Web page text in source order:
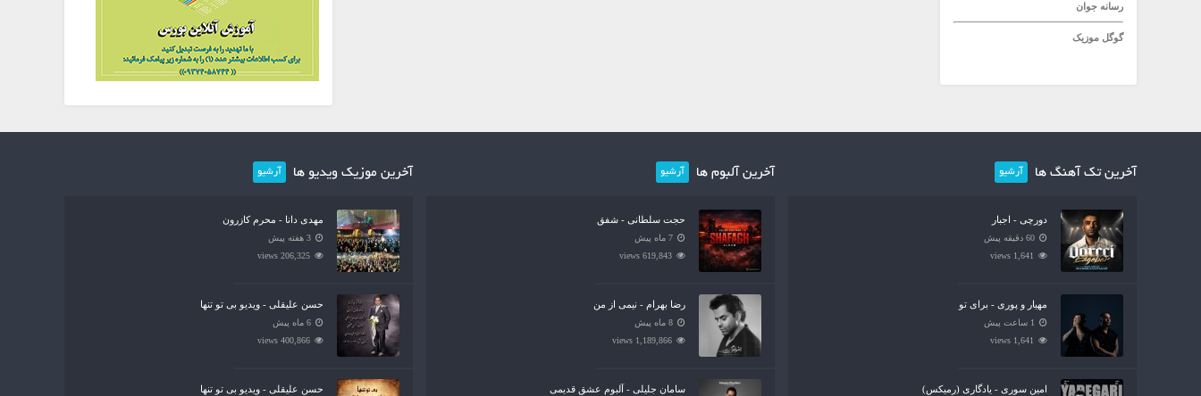
رسانه جوان
گوگل موزیک
آخرین تک آهنگ ها آرشیو
دورچی - اجبار
60 دقیقه پیش
1,641 views
مهیار و پوری - برای تو
1 ساعت پیش
1,641 views
امین سوری - یادگاری (رمیکس)
آخرین آلبوم ها آرشیو
حجت سلطانی - شفق
7 ماه پیش
619,843 views
رضا بهرام - نیمی از من
8 ماه پیش
1,189,866 views
سامان جلیلی - آلبوم عشق قدیمی
آخرین موزیک ویدیو ها آرشیو
مهدی دانا - محرم کازرون
3 هفته پیش
206,325 views
حسن علیقلی - ویدیو بی تو تنها
6 ماه پیش
400,866 views
حسن علیقلی - ویدیو بی تو تنها